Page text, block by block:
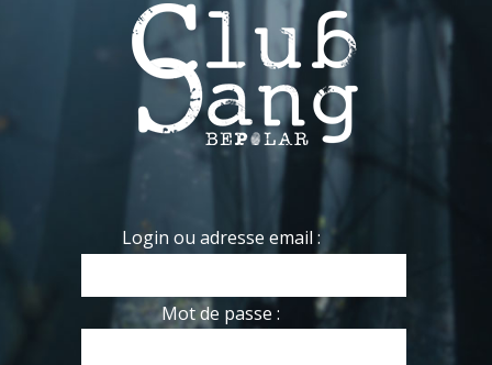
Login ou adresse email :
Mot de passe :